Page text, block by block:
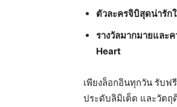
ตัวละครจิบิสุดน่ารัก
รางวัลมากมายและ
Heart
เพียงล็อกอินทุกวัน รับฟรี
ประดับลิมิเต็ด และวัตถุ